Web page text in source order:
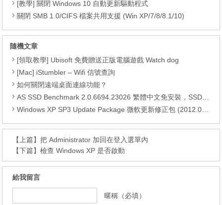
[教學] 關閉 Windows 10 自動更新驅動程式
關閉 SMB 1.0/CIFS 檔案共用支援 (Win XP/7/8/8.1/10)
隨機文章
[領取教學] Ubisoft 免費贈送正版電腦遊戲 Watch dog
[Mac] iStumbler – Wifi 信號查詢
如何關閉遠端桌面連線功能？
AS SSD Benchmark 2.0.6694.23026 繁體中文免安裝，SSD硬碟效能測試工具 4K對齊檢查
Windows XP SP3 Update Package 微軟更新修正包 (2012.02月份)
【上篇】把 Administrator 加回在登入選單內
【下篇】檢查 Windows XP 是否啟動
給我留言
暱稱（必填）